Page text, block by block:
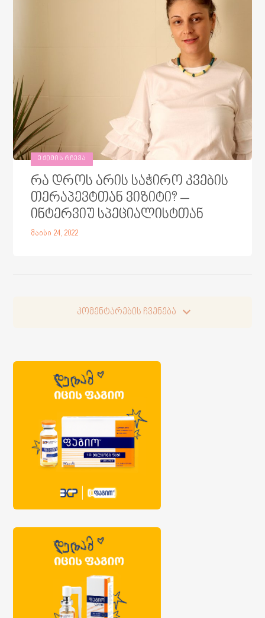
ᲔᲥᲘᲛᲘᲡ ᲠᲩᲔᲕᲐ
რა დროს არის საჭირო კვების
თერაპევტთან ვიზიტი? –
ინტერვიუ სპეციალისტთან
მაისი 24, 2022
კომენტარების ჩვენება